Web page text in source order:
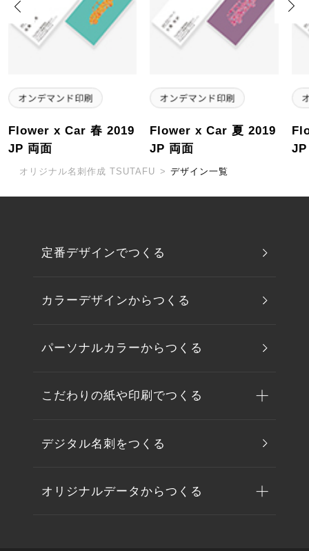
Flower x Car 春 2019
JP 両面
Flower x Car 夏 2019
JP 両面
JP
Previous Next
オリジナル名刺作成 TSUTAFU > デザイン一覧
定番デザインでつくる
カラーデザインからつくる
パーソナルカラーからつくる
こだわりの紙や印刷でつくる
デジタル名刺をつくる
オリジナルデータからつくる